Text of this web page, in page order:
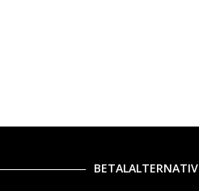
BETALALTERNATIV